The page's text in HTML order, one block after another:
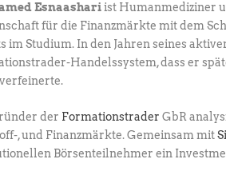
Esnaashariist Humanmediziner
für die Finanzmärkte mit dem
im Studium. In den Jahren seines
Handelssystem, dass er
der Formationstrader GbR
, und Finanzmärkte. Gemeinsam mit
Börsenteilnehmer ein